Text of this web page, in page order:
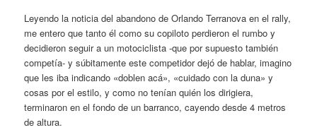
Leyendo la noticia del abandono de Orlando Terranova en el rally,
me entero que tanto él como su copiloto perdieron el rumbo y
decidieron seguir a un motociclista -que por supuesto también
competía- y súbitamente este competidor dejó de hablar, imagino
que les iba indicando «doblen acá», «cuidado con la duna» y
cosas por el estilo, y como no tenían quién los dirigiera,
terminaron en el fondo de un barranco, cayendo desde 4 metros
de altura.